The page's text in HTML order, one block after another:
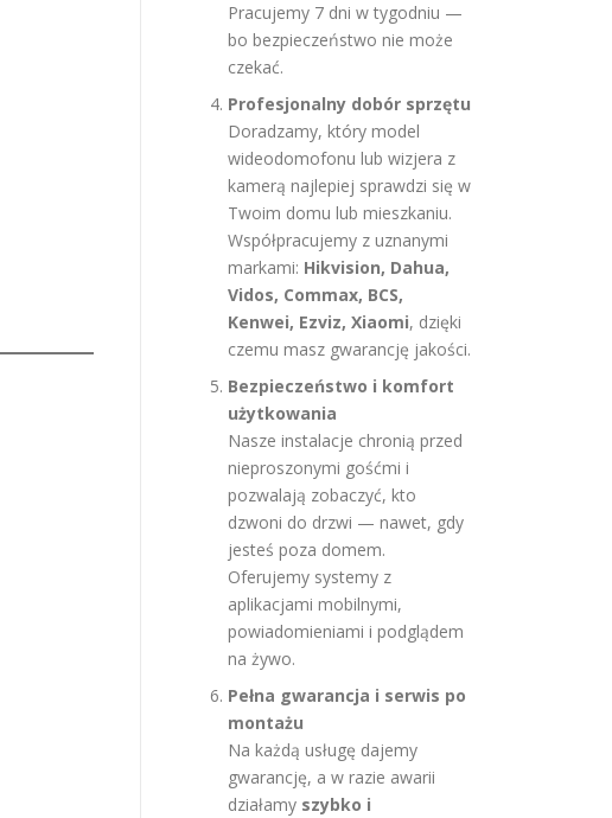
Pracujemy 7 dni w tygodniu —
bo bezpieczeństwo nie może
czekać.
Profesjonalny dobór sprzętu
Doradzamy, który model
wideodomofonu lub wizjera z
kamerą najlepiej sprawdzi się w
Twoim domu lub mieszkaniu.
Współpracujemy z uznanymi
markami: Hikvision, Dahua,
Vidos, Commax, BCS,
Kenwei, Ezviz, Xiaomi, dzięki
czemu masz gwarancję jakości.
Bezpieczeństwo i komfort
użytkowania
Nasze instalacje chronią przed
nieproszonymi gośćmi i
pozwalają zobaczyć, kto
dzwoni do drzwi — nawet, gdy
jesteś poza domem.
Oferujemy systemy z
aplikacjami mobilnymi,
powiadomieniami i podglądem
na żywo.
Pełna gwarancja i serwis po
montażu
Na każdą usługę dajemy
gwarancję, a w razie awarii
działamy szybko i